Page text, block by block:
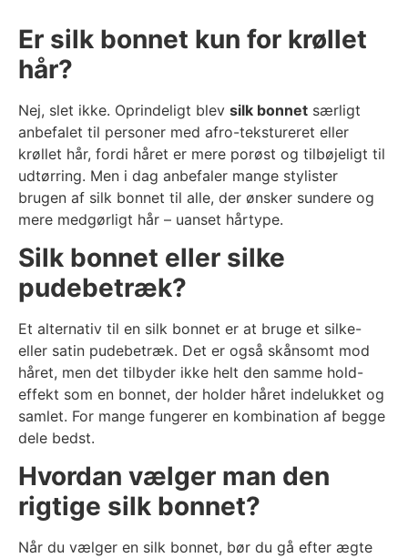
Er silk bonnet kun for krøllet
hår?
Nej, slet ikke. Oprindeligt blev silk bonnet særligt
anbefalet til personer med afro-tekstureret eller
krøllet hår, fordi håret er mere porøst og tilbøjeligt til
udtørring. Men i dag anbefaler mange stylister
brugen af silk bonnet til alle, der ønsker sundere og
mere medgørligt hår – uanset hårtype.
Silk bonnet eller silke
pudebetræk?
Et alternativ til en silk bonnet er at bruge et silke-
eller satin pudebetræk. Det er også skånsomt mod
håret, men det tilbyder ikke helt den samme hold-
effekt som en bonnet, der holder håret indelukket og
samlet. For mange fungerer en kombination af begge
dele bedst.
Hvordan vælger man den
rigtige silk bonnet?
Når du vælger en silk bonnet, bør du gå efter ægte